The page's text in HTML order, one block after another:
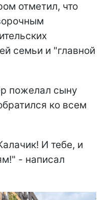
отметил, что
семьи и "главной
пожелал сыну
ко всем
И тебе, и
- написал